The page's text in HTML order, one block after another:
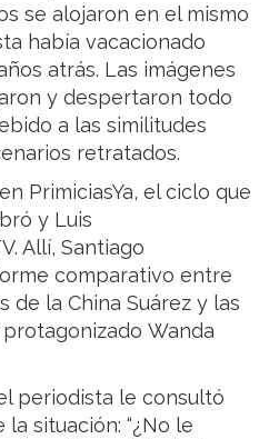
se alojaron en el mismo
había vacacionado
atrás. Las imágenes
y despertaron todo
a las similitudes
retratados.
PrimiciasYa, el ciclo que
y Luis
Allí, Santiago
comparativo entre
de la China Suárez y las
Wanda
periodista le consultó
situación: “¿No le